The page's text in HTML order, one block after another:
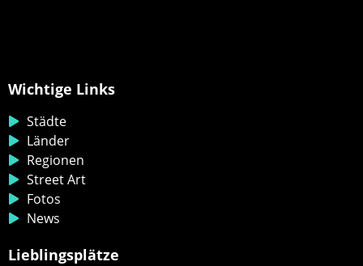
Wichtige Links
Städte
Länder
Regionen
Street Art
Fotos
News
Lieblingsplätze